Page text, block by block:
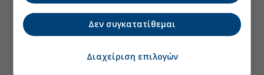
Δεν συγκατατίθεμαι
Διαχείριση επιλογών